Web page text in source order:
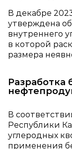
В декабре
утверждена
внутреннего
в которой
размера
Разработка
В
Республики
углеродных
применения